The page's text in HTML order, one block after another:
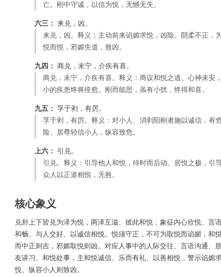
亡。刚中守诚，以信为悦，无憾无失。
六三： 来兑，凶。
来兑，凶。释义：主动前来谄媚求悦，凶险。阴柔不正，
悦而悦，邪媚失道，致凶。
九四： 商兑，未宁，介疾有喜。
商兑，未宁，介疾有喜。释义：商议和悦之道、心神未安
小的疾患终将痊愈。刚而能思，虽有小扰，终得和喜。
九五： 孚于剥，有厉。
孚于剥，有厉。释义：对小人、消剥阳刚者施以诚信，有
险。居尊轻信小人，纵容致危。
上六：
引兑。
引兑。释义：引导他人和悦，待时而后动。居悦之极，引
众人以正道相悦，无咎。
核心象义
兑卦上下皆兑为泽为悦，两泽互滋、彼此和悦，象征内心欣悦、言
和畅、与人交好、以诚信相悦。悦须守正，不可为取悦而谄媚，和
而中正则吉，邪媚取悦则凶。对应人事中的人际交往、言语沟通、
友讲习、和悦处事，主和悦诚信、乐而有礼、以善相悦，警示谄媚
悦、纵容小人则致凶。